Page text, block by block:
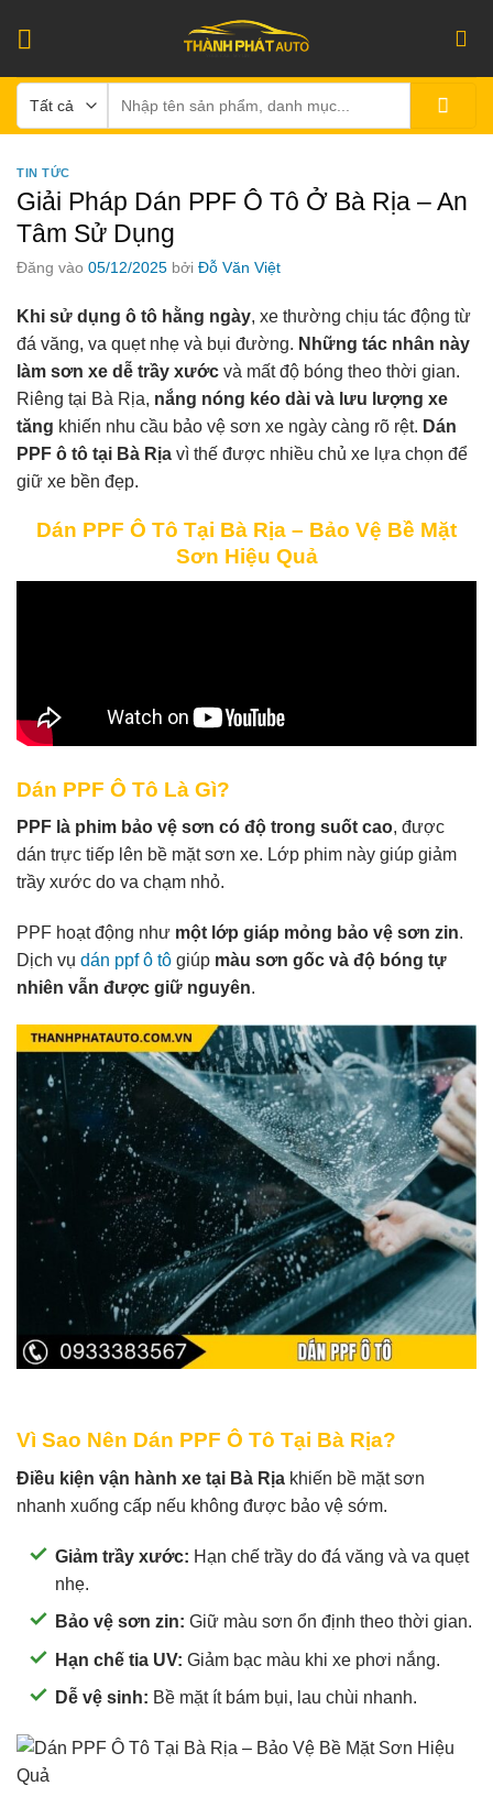
kiếm:
TIN TỨC
Giải Pháp Dán PPF Ô Tô Ở Bà Rịa – An
Tâm Sử Dụng
Đăng vào 05/12/2025 bởi Đỗ Văn Việt
Khi sử dụng ô tô hằng ngày, xe thường chịu tác động từ
đá văng, va quẹt nhẹ và bụi đường. Những tác nhân này
làm sơn xe dễ trầy xước và mất độ bóng theo thời gian.
Riêng tại Bà Rịa, nắng nóng kéo dài và lưu lượng xe
tăng khiến nhu cầu bảo vệ sơn xe ngày càng rõ rệt. Dán
PPF ô tô tại Bà Rịa vì thế được nhiều chủ xe lựa chọn để
giữ xe bền đẹp.
Dán PPF Ô Tô Tại Bà Rịa – Bảo Vệ Bề Mặt
Sơn Hiệu Quả
Dán PPF Ô Tô Là Gì?
PPF là phim bảo vệ sơn có độ trong suốt cao, được
dán trực tiếp lên bề mặt sơn xe. Lớp phim này giúp giảm
trầy xước do va chạm nhỏ.
PPF hoạt động như một lớp giáp mỏng bảo vệ sơn zin.
Dịch vụ dán ppf ô tô giúp màu sơn gốc và độ bóng tự
nhiên vẫn được giữ nguyên.
Vì Sao Nên Dán PPF Ô Tô Tại Bà Rịa?
Điều kiện vận hành xe tại Bà Rịa khiến bề mặt sơn
nhanh xuống cấp nếu không được bảo vệ sớm.
Giảm trầy xước: Hạn chế trầy do đá văng và va quẹt
nhẹ.
Bảo vệ sơn zin: Giữ màu sơn ổn định theo thời gian.
Hạn chế tia UV: Giảm bạc màu khi xe phơi nắng.
Dễ vệ sinh: Bề mặt ít bám bụi, lau chùi nhanh.